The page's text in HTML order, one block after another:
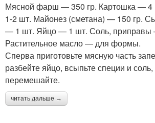
Мясной фарш — 350 гр. Картошка —
1-2 шт. Майонез (сметана) — 150 гр.
— 1 шт. Яйцо — 1 шт. Соль, приправы
Растительное масло — для формы.
Сперва приготовьте мясную часть
разбейте яйцо, всыпьте специи и
перемешайте.
читать дальше →